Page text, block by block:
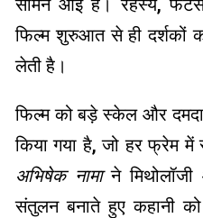
फिल्म शुरुआत से ही दर्शकों
लेती है।
फिल्म को बड़े स्केल और
किया गया है, जो हर फ्रेम में
अभिषेक नामाने
संतुलन बनाते हुए कहानी